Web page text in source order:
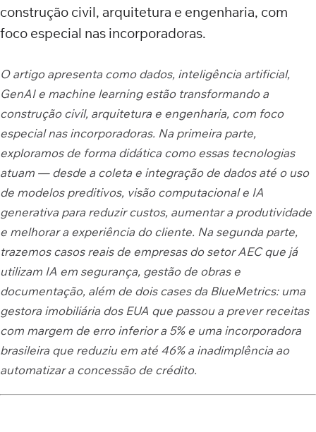
construção civil, arquitetura e engenharia, com
foco especial nas incorporadoras.
O artigo apresenta como dados, inteligência artificial,
GenAI e machine learning estão transformando a
construção civil, arquitetura e engenharia, com foco
especial nas incorporadoras. Na primeira parte,
exploramos de forma didática como essas tecnologias
atuam — desde a coleta e integração de dados até o uso
de modelos preditivos, visão computacional e IA
generativa para reduzir custos, aumentar a produtividade
e melhorar a experiência do cliente. Na segunda parte,
trazemos casos reais de empresas do setor AEC que já
utilizam IA em segurança, gestão de obras e
documentação, além de dois cases da BlueMetrics: uma
gestora imobiliária dos EUA que passou a prever receitas
com margem de erro inferior a 5% e uma incorporadora
brasileira que reduziu em até 46% a inadimplência ao
automatizar a concessão de crédito.